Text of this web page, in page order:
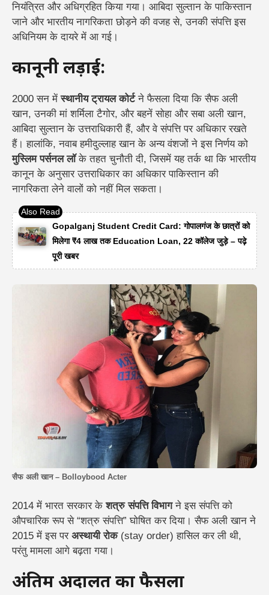
नियंत्रित और अधिग्रहित किया गया। आबिदा सुल्तान के पाकिस्तान
जाने और भारतीय नागरिकता छोड़ने की वजह से, उनकी संपत्ति इस
अधिनियम के दायरे में आ गई।
कानूनी लड़ाई:
2000 सन मेंस्थानीय ट्रायल कोर्टने फैसला दिया कि सैफ अली
खान, उनकी मां शर्मिला टैगोर, और बहनें सोहा और सबा अली खान,
आबिदा सुल्तान के उत्तराधिकारी हैं, और वे संपत्ति पर अधिकार रखते
हैं। हालांकि, नवाब हमीदुल्लाह खान के अन्य वंशजों ने इस निर्णय को
मुस्लिम पर्सनल लॉके तहत चुनौती दी, जिसमें यह तर्क था कि भारतीय
कानून के अनुसार उत्तराधिकार का अधिकार पाकिस्तान की
नागरिकता लेने वालों को नहीं मिल सकता।
Gopalganj Student Credit Card: गोपालगंज के छात्रों को
मिलेगा ₹4 लाख तक Education Loan, 22 कॉलेज जुड़े – पढ़े
पूरी खबर
सैफ अली खान – Bolloybood Acter
2014 में भारत सरकार केशत्रु संपत्ति विभागने इस संपत्ति को
औपचारिक रूप से “शत्रु संपत्ति” घोषित कर दिया। सैफ अली खान ने
2015 में इस पर अस्थायी रोक(stay order) हासिल कर ली थी,
परंतु मामला आगे बढ़ता गया।
अंतिम अदालत का फैसला